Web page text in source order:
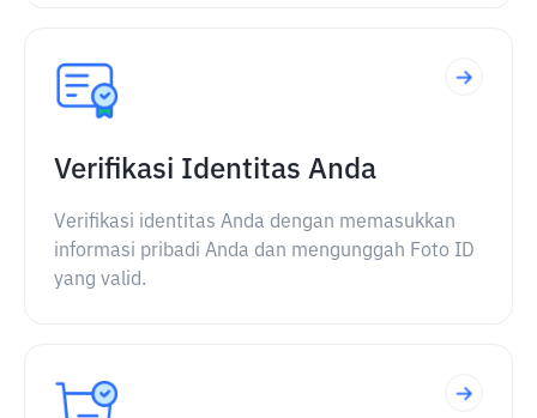
Verifikasi Identitas Anda
Verifikasi identitas Anda dengan memasukkan
informasi pribadi Anda dan mengunggah Foto ID
yang valid.